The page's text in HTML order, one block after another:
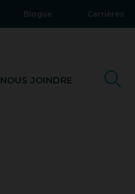
Blogue Carrières
NOUS JOINDRE